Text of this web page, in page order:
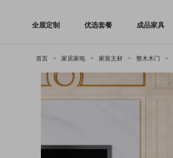
全屋定制 优选套餐 成品家具
首页 > 家居家电 > 家装主材 > 整木木门 >